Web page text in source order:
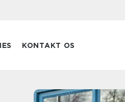
KONTAKT OS